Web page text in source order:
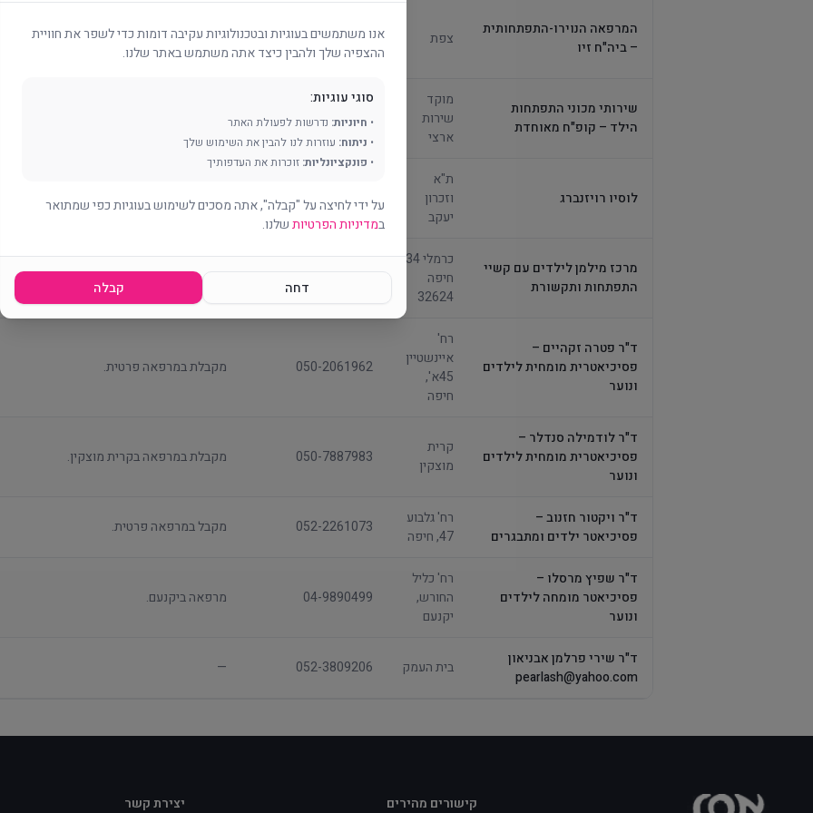
המרפאה הנוירו-התפתחותית
– ביה"ח זיו
צפת
077-4501655 | פקס:
077-3214030
הרך. פרטים נוספים: http://www.ziv.org.il/?
CategoryID=2397&ArticleID=4123
שירותי מכוני התפתחות
הילד – קופ"ח מאוחדת
מוקד
שירות
ארצי
2703756
לוסיו רויזנברג
ת"א
וזכרון
יעקב
052-8432648 פסיכולוג קליני, מומחה להפרעות תקשורת.
מרכז מילמן לילדים עם קשיי
התפתחות ותקשורת
כרמלי 34,
חיפה
32624
אבחון וטיפול עם נוכחות ושותפות פעילה של
ד"ר פטרה זקהיים –
פסיכיאטרית מומחית לילדים
ונוער
רח'
איינשטיין
45א',
חיפה
050-2061962 מקבלת במרפאה פרטית.
ד"ר לודמילה סנדלר –
פסיכיאטרית מומחית לילדים
ונוער
קרית
מוצקין
050-7887983 מקבלת במרפאה בקרית מוצקין.
ד"ר ויקטור חזנוב –
פסיכיאטר ילדים ומתבגרים
רח' גלבוע
47, חיפה
052-2261073 מקבל במרפאה פרטית.
ד"ר שפיץ מרסלו –
פסיכיאטר מומחה לילדים
ונוער
רח' כליל
החורש,
יקנעם
04-9890499 מרפאה ביקנעם.
ד"ר שירי פרלמן אבניאון
pearlash@yahoo.com
בית העמק 052-3809206
—
קישורים מהירים יצירת קשר
אנו משתמשים בעוגיות ובטכנולוגיות עקיבה דומות כדי לשפר את חוויית
ההצפיה שלך ולהבין כיצד אתה משתמש באתר שלנו.
סוגי עוגיות:
• חיוניות: נדרשות לפעולת האתר
• ניתוח: עוזרות לנו להבין את השימוש שלך
• פונקציונליות: זוכרות את העדפותיך
על ידי לחיצה על "קבלה", אתה מסכים לשימוש בעוגיות כפי שמתואר
במדיניות הפרטיותשלנו.
דחה קבלה